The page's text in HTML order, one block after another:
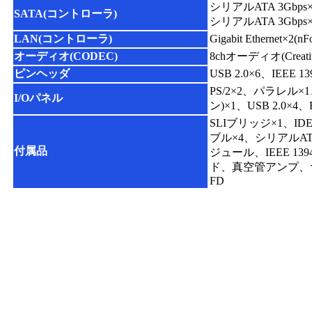
SATA(コントローラ)
シリアルATA
シリアルATA
LAN(コントローラ)
Gigabit
オーディオ(CODEC)
8chオーディオ
ピンヘッダ
USB 2.0×6、IEEE
I/Oパネル
PS/2×2、パラレル
ン)×1、USB 2.0×4
付属品
SLIブリッジ×1、
ブル×4、シリアル
ジュール、IEEE
ド、真空管アンプ
FD